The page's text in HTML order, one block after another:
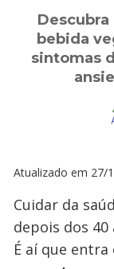
bebida
sintomas
Atualizado em 27/
Cuidar da
depois dos
É aí que entra